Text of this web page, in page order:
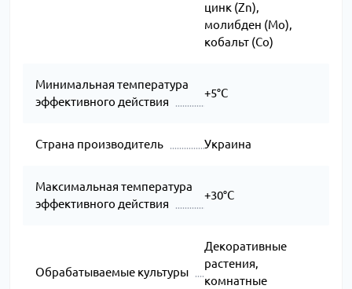
цинк (Zn),
молибден (Mo),
кобальт (Co)
Минимальная температура
эффективного действия
+5°C
Страна производитель Украина
Максимальная температура
эффективного действия
+30°C
Обрабатываемые культуры
Декоративные
растения,
комнатные